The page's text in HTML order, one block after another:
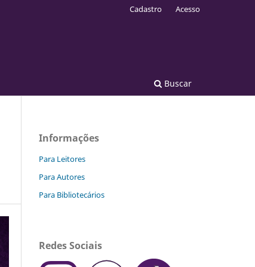
Buscar
Cadastro Acesso
Informações
Para Leitores
Para Autores
Para Bibliotecários
Redes Sociais